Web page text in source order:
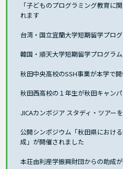
「子どものプログラミング教育に
れます
台湾・国立宜蘭大学短期留学プロ
韓国・順天大学短期留学プログラ
秋田中央高校のSSH事業が本学で
秋田西高校の１年生が秋田キャン
JICAカンボジア スタディ・ツアー
公開シンポジウム「秋田県におけ
成」が開催されました
本荘由利産学振興財団からの助成